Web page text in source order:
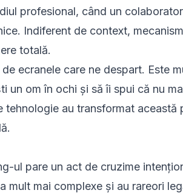
profesional, când un
Indiferent de context,
totală.
ecranele care ne despart. Este
om în ochi și să îi spui că nu
au transformat această
ul pare un act de cruzime
mult mai complexe și au rareori